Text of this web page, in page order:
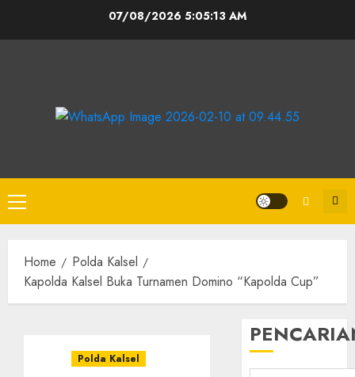
07/08/2026 5:05:13 AM
Home
Polda Kalsel
Kapolda Kalsel Buka Turnamen Domino “Kapolda Cup”
Polda Kalsel